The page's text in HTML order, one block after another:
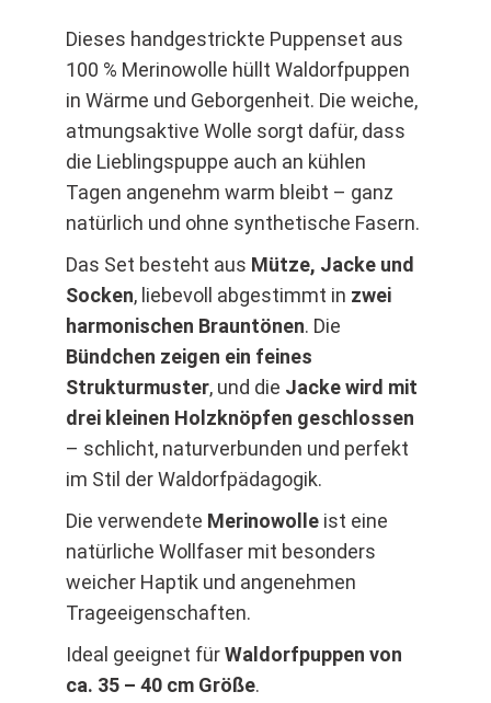
Dieses handgestrickte Puppenset aus
100 % Merinowolle hüllt Waldorfpuppen
in Wärme und Geborgenheit. Die weiche,
atmungsaktive Wolle sorgt dafür, dass
die Lieblingspuppe auch an kühlen
Tagen angenehm warm bleibt – ganz
natürlich und ohne synthetische Fasern.
Das Set besteht aus Mütze, Jacke und
Socken, liebevoll abgestimmt in zwei
harmonischen Brauntönen. Die
Bündchen zeigen ein feines
Strukturmuster, und die Jacke wird mit
drei kleinen Holzknöpfen geschlossen
– schlicht, naturverbunden und perfekt
im Stil der Waldorfpädagogik.
Die verwendete Merinowolle ist eine
natürliche Wollfaser mit besonders
weicher Haptik und angenehmen
Trageeigenschaften.
Ideal geeignet fürWaldorfpuppen von
ca. 35 – 40 cm Größe.